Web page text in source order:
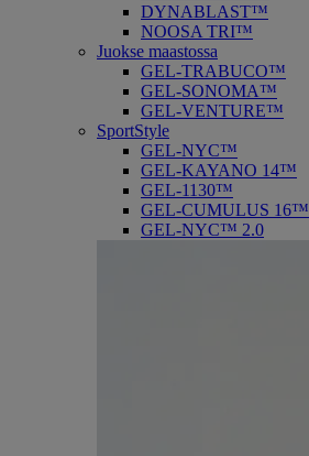
DYNABLAST™
NOOSA TRI™
Juokse maastossa
GEL-TRABUCO™
GEL-SONOMA™
GEL-VENTURE™
SportStyle
GEL-NYC™
GEL-KAYANO 14™
GEL-1130™
GEL-CUMULUS 16™
GEL-NYC™ 2.0